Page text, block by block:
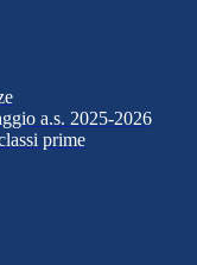
a.s. 2025-2026
prime